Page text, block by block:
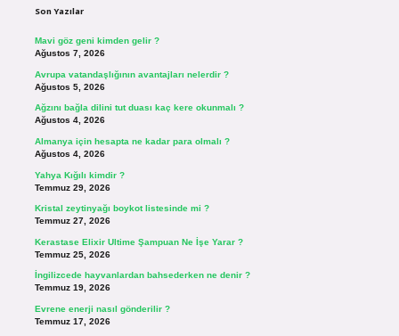
Son Yazılar
Mavi göz geni kimden gelir ?
Ağustos 7, 2026
Avrupa vatandaşlığının avantajları nelerdir ?
Ağustos 5, 2026
Ağzını bağla dilini tut duası kaç kere okunmalı ?
Ağustos 4, 2026
Almanya için hesapta ne kadar para olmalı ?
Ağustos 4, 2026
Yahya Kığılı kimdir ?
Temmuz 29, 2026
Kristal zeytinyağı boykot listesinde mi ?
Temmuz 27, 2026
Kerastase Elixir Ultime Şampuan Ne İşe Yarar ?
Temmuz 25, 2026
İngilizcede hayvanlardan bahsederken ne denir ?
Temmuz 19, 2026
Evrene enerji nasıl gönderilir ?
Temmuz 17, 2026